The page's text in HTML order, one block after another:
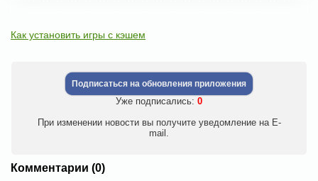
Как установить игры с кэшем
Подписаться на обновления приложения
Уже подписались: 0
При изменении новости вы получите уведомление на E-
mail.
Комментарии (0)